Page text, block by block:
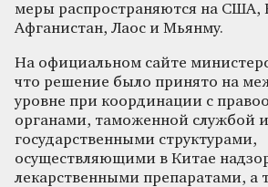
меры распространяются на США,
Афганистан, Лаос и Мьянму.
На официальном сайте
что решение было принято на
уровне при координации с
органами, таможенной службой и
государственными структурами,
осуществляющими в Китае
лекарственными препаратами, а